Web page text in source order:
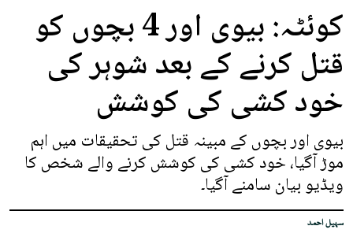
کوئٹہ: بیوی اور 4 بچوں کو
قتل کرنے کے بعد شوہر کی
خود کشی کی کوشش
بیوی اور بچوں کے مبینہ قتل کی تحقیقات میں اہم
موڑ آگیا، خود کشی کی کوشش کرنے والے شخص کا
ویڈیو بیان سامنے آگیا۔
سہیل احمد